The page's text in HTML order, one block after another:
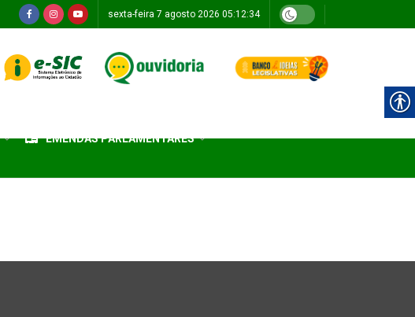
sexta-feira 7 agosto 2026 05:12:34
EMENDAS PARLAMENTARES